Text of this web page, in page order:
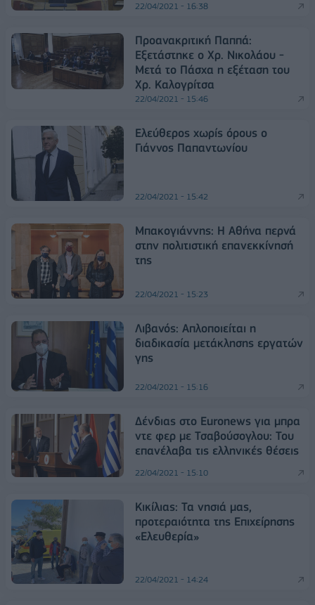
22/04/2021 - 16:38
Προανακριτική Παππά:
Εξετάστηκε ο Χρ. Νικολάου -
Μετά το Πάσχα η εξέταση του
Χρ. Καλογρίτσα
22/04/2021 - 15:46
Ελεύθερος χωρίς όρους ο
Γιάννος Παπαντωνίου
22/04/2021 - 15:42
Μπακογιάννης: Η Αθήνα περνά
στην πολιτιστική επανεκκίνησή
της
22/04/2021 - 15:23
Λιβανός: Απλοποιείται η
διαδικασία μετάκλησης εργατών
γης
22/04/2021 - 15:16
Δένδιας στο Euronews για μπρα
ντε φερ με Τσαβούσογλου: Του
επανέλαβα τις ελληνικές θέσεις
22/04/2021 - 15:10
Κικίλιας: Τα νησιά μας,
προτεραιότητα της Επιχείρησης
«Ελευθερία»
22/04/2021 - 14:24